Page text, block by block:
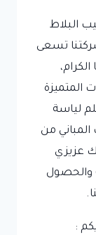
البلاط
تسعى
المتميزة
لياسة
من
عزيزي
والحصول
: